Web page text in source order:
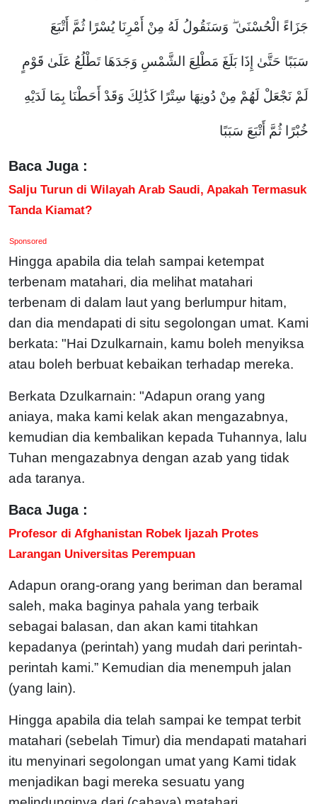
جَزَاءً الْحُسْنَىٰ ۖ وَسَنَقُولُ لَهُ مِنْ أَمْرِنَا يُسْرًاثُمَّ أَتْبَعَ
سَبَبًا حَتَّىٰ إِذَا بَلَغَ مَطْلِعَ الشَّمْسِ وَجَدَهَا تَطْلُعُ عَلَىٰ قَوْمٍ
لَمْ نَجْعَلْ لَهُمْ مِنْ دُونِهَا سِتْرًا كَذَٰلِكَ وَقَدْ أَحَطْنَا بِمَا لَدَيْهِ
خُبْرًاثُمَّ أَتْبَعَ سَبَبًا
Baca Juga :
Salju Turun di Wilayah Arab Saudi, Apakah Termasuk
Tanda Kiamat?
Sponsored
Hingga apabila dia telah sampai ketempat
terbenam matahari, dia melihat matahari
terbenam di dalam laut yang berlumpur hitam,
dan dia mendapati di situ segolongan umat. Kami
berkata: "Hai Dzulkarnain, kamu boleh menyiksa
atau boleh berbuat kebaikan terhadap mereka.
Berkata Dzulkarnain: "Adapun orang yang
aniaya, maka kami kelak akan mengazabnya,
kemudian dia kembalikan kepada Tuhannya, lalu
Tuhan mengazabnya dengan azab yang tidak
ada taranya.
Baca Juga :
Profesor di Afghanistan Robek Ijazah Protes
Larangan Universitas Perempuan
Adapun orang-orang yang beriman dan beramal
saleh, maka baginya pahala yang terbaik
sebagai balasan, dan akan kami titahkan
kepadanya (perintah) yang mudah dari perintah-
perintah kami.” Kemudian dia menempuh jalan
(yang lain).
Hingga apabila dia telah sampai ke tempat terbit
matahari (sebelah Timur) dia mendapati matahari
itu menyinari segolongan umat yang Kami tidak
menjadikan bagi mereka sesuatu yang